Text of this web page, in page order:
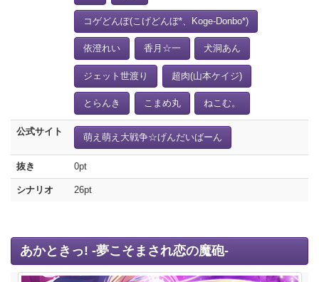
コゲどんぽ(こげどんぼ*、Koge-Donbo*)
依澄れい 香月☆一 犬洞あん
ジェット世渡り 超肉(山本ケイジ)
とらんき こまめ丸 ねこむ。
公式サイト
萌え萌え大戦争☆げんだいばーん
抜き 0pt
シナリオ 26pt
あかときっ! -夢こそまされ恋の魔砲-